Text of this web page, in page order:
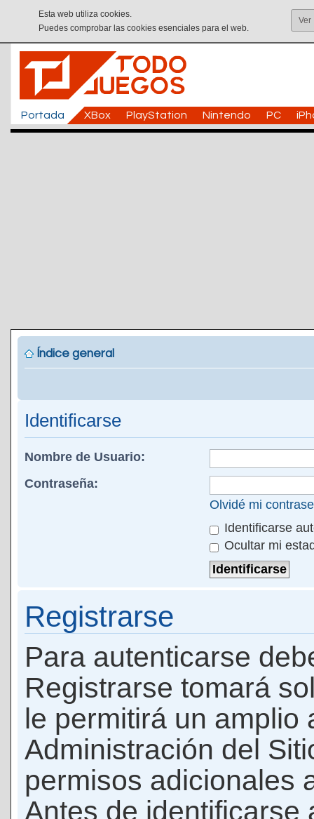
Esta web utiliza cookies.
Puedes comprobar las cookies esenciales para el web.
Ver
Portada XBox PlayStation Nintendo PC
Índice general
Identificarse
Nombre de Usuario:
Contraseña:
Olvidé mi
Identificarse
Ocultar mi
Registrarse
Para autenticarse
Registrarse tomará
le permitirá un amplio
Administración del
permisos adicionales
Antes de identificarse